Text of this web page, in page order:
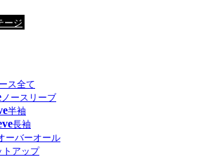
ージ
ス全て
ノースリーブ
半袖
長袖
ーバーオール
トアップ